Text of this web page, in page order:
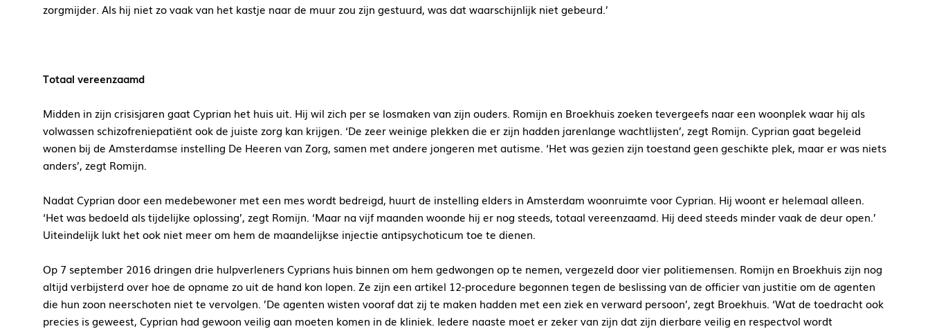
zorgmijder. Als hij niet zo vaak van het kastje naar de muur zou zijn gestuurd, was dat waarschijnlijk niet gebeurd.’
Totaal vereenzaamd
Midden in zijn crisisjaren gaat Cyprian het huis uit. Hij wil zich per se losmaken van zijn ouders. Romijn en Broekhuis zoeken tevergeefs naar een woonplek waar hij als
volwassen schizofreniepatiënt ook de juiste zorg kan krijgen. ‘De zeer weinige plekken die er zijn hadden jarenlange wachtlijsten’, zegt Romijn. Cyprian gaat begeleid
wonen bij de Amsterdamse instelling De Heeren van Zorg, samen met andere jongeren met autisme. ‘Het was gezien zijn toestand geen geschikte plek, maar er was niets
anders’, zegt Romijn.
Nadat Cyprian door een medebewoner met een mes wordt bedreigd, huurt de instelling elders in Amsterdam woonruimte voor Cyprian. Hij woont er helemaal alleen.
‘Het was bedoeld als tijdelijke oplossing’, zegt Romijn. ‘Maar na vijf maanden woonde hij er nog steeds, totaal vereenzaamd. Hij deed steeds minder vaak de deur open.’
Uiteindelijk lukt het ook niet meer om hem de maandelijkse injectie antipsychoticum toe te dienen.
Op 7 september 2016 dringen drie hulpverleners Cyprians huis binnen om hem gedwongen op te nemen, vergezeld door vier politiemensen. Romijn en Broekhuis zijn nog
altijd verbijsterd over hoe de opname zo uit de hand kon lopen. Ze zijn een artikel 12-procedure begonnen tegen de beslissing van de officier van justitie om de agenten
die hun zoon neerschoten niet te vervolgen. ’De agenten wisten vooraf dat zij te maken hadden met een ziek en verward persoon’, zegt Broekhuis. ‘Wat de toedracht ook
precies is geweest, Cyprian had gewoon veilig aan moeten komen in de kliniek. Iedere naaste moet er zeker van zijn dat zijn dierbare veilig en respectvol wordt